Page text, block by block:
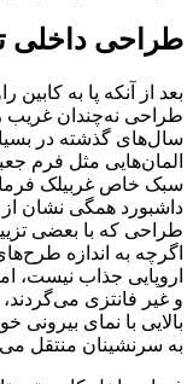
طراحی داخلی
طراحی نه‌چندان غریب
سال‌های گذشته در
المان‌هایی مثل فرم
سبک خاص غربیلک
داشبورد همگی نشان از
طراحی که با بعضی
اگرچه به اندازه
اروپایی جذاب نیست،
و غیر فانتزی
بالایی با نمای
به سرنشینان منتقل